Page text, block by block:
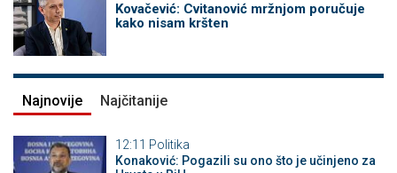
Kovačević: Cvitanović mržnjom poručuje
kako nisam kršten
Najnovije Najčitanije
12:11 Politika
Konaković: Pogazili su ono što je učinjeno za